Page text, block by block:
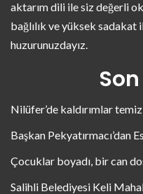
aktarım dili ile siz değerli
bağlılık ve yüksek
huzurunuzdayız.
Nilüfer’de kaldırımlar
Başkan Pekyatırmacı’dan
Çocuklar boyadı, bir can
Salihli Belediyesi Keli